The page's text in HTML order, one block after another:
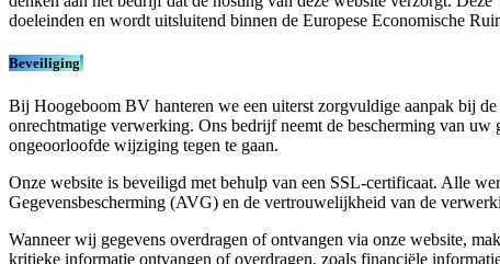
doeleinden en wordt uitsluitend binnen de Europese Economische
Beveiliging
Bij Hoogeboom BV hanteren we een uiterst zorgvuldige aanpak bij
onrechtmatige verwerking. Ons bedrijf neemt de bescherming van uw
ongeoorloofde wijziging tegen te gaan.
Onze website is beveiligd met behulp van een SSL-certificaat. Alle
Gegevensbescherming (AVG) en de vertrouwelijkheid van de
Wanneer wij gegevens overdragen of ontvangen via onze website,
kritieke informatie ontvangen of overdragen, zoals financiële